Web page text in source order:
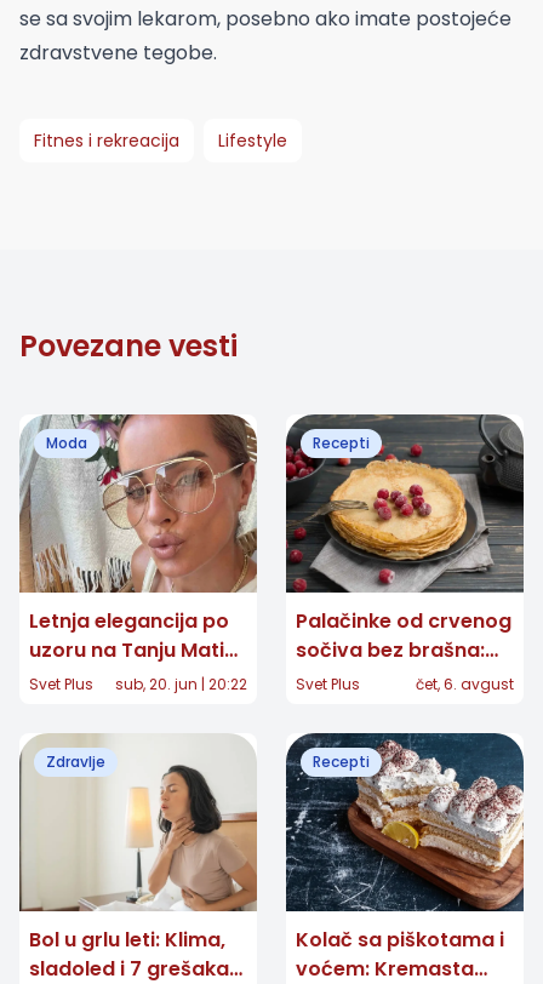
se sa svojim lekarom, posebno ako imate postojeće
zdravstvene tegobe.
Fitnes i rekreacija Lifestyle
Povezane vesti
Moda
Letnja elegancija po
uzoru na Tanju Matić:
Minimalizam koji
mode
Svet Plus sub, 20. jun | 20:22
Recepti
Palačinke od crvenog
sočiva bez brašna:
Jednostavan recept
Svet Plus čet, 6. avgust
Zdravlje
Bol u grlu leti: Klima,
sladoled i 7 grešaka
Recepti
Kolač sa piškotama i
voćem: Kremasta